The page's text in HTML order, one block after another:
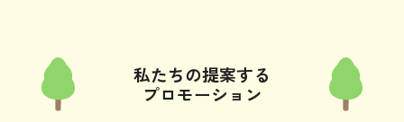
私たちの提案する
プロモーション